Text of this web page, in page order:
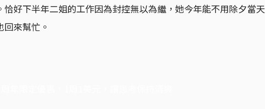
好下半年二姐的工作因為封控無以為繼，她今年能不用除夕當天
來幫忙。